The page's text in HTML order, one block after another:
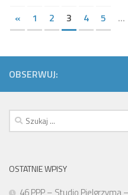
« 1 2 3 4 5 ...
OBSERWUJ:
Szukaj:
OSTATNIE WPISY
46 PPP – Studio Pielgrzyma